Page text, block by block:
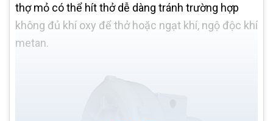
thợ mỏ có thể hít thở dễ dàng tránh trường hợp
không đủ khí oxy để thở hoặc ngạt khí, ngộ độc khí
metan.